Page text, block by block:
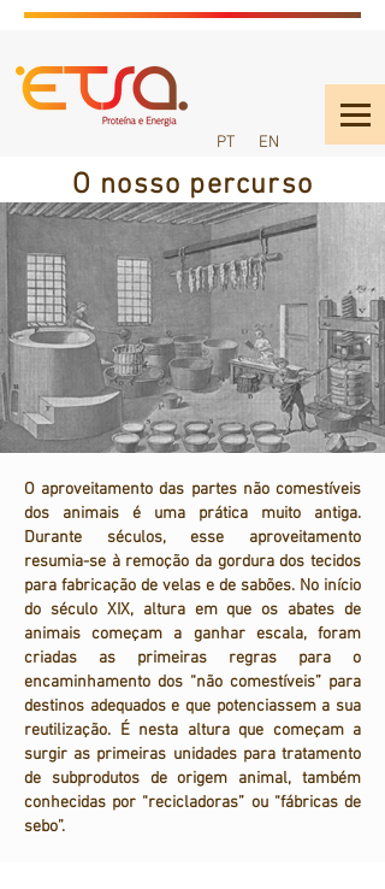
PT EN
O nosso percurso
O aproveitamento das partes não comestíveis
dos animais é uma prática muito antiga.
Durante séculos, esse aproveitamento
resumia-se à remoção da gordura dos tecidos
para fabricação de velas e de sabões. No início
do século XIX, altura em que os abates de
animais começam a ganhar escala, foram
criadas as primeiras regras para o
encaminhamento dos “não comestíveis” para
destinos adequados e que potenciassem a sua
reutilização. É nesta altura que começam a
surgir as primeiras unidades para tratamento
de subprodutos de origem animal, também
conhecidas por “recicladoras” ou “fábricas de
sebo”.